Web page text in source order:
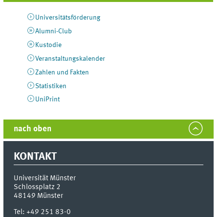
Universitätsförderung
Alumni-Club
Kustodie
Veranstaltungskalender
Zahlen und Fakten
Statistiken
UniPrint
nach oben
KONTAKT
Universität Münster
Schlossplatz 2
48149 Münster
Tel:+49 251 83-0